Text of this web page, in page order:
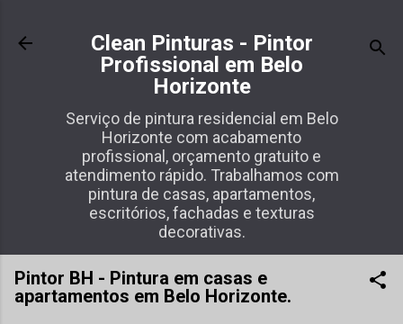
Clean Pinturas - Pintor
Profissional em Belo
Horizonte
Serviço de pintura residencial em Belo
Horizonte com acabamento
profissional, orçamento gratuito e
atendimento rápido. Trabalhamos com
pintura de casas, apartamentos,
escritórios, fachadas e texturas
decorativas.
Pintor BH - Pintura em casas e
apartamentos em Belo Horizonte.